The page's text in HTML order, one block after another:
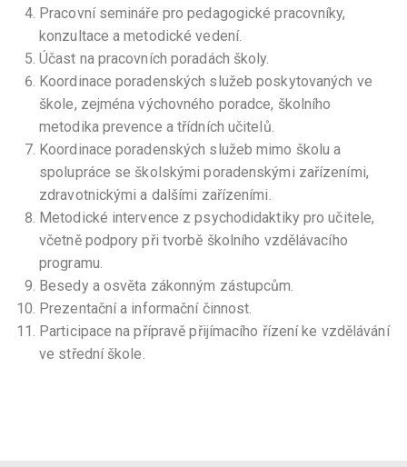
Pracovní semináře pro pedagogické pracovníky,
konzultace a metodické vedení.
Účast na pracovních poradách školy.
Koordinace poradenských služeb poskytovaných ve
škole, zejména výchovného poradce, školního
metodika prevence a třídních učitelů.
Koordinace poradenských služeb mimo školu a
spolupráce se školskými poradenskými zařízeními,
zdravotnickými a dalšími zařízeními.
Metodické intervence z psychodidaktiky pro učitele,
včetně podpory při tvorbě školního vzdělávacího
programu.
Besedy a osvěta zákonným zástupcům.
Prezentační a informační činnost.
Participace na přípravě přijímacího řízení ke vzdělávání
ve střední škole.